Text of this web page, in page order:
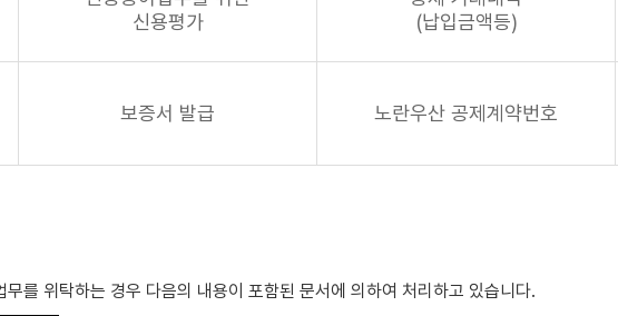
신용평가
(납입금액등)
보증서 발급 노란우산 공제계약번호
를 위탁하는 경우 다음의 내용이 포함된 문서에 의하여 처리하고 있습니다.